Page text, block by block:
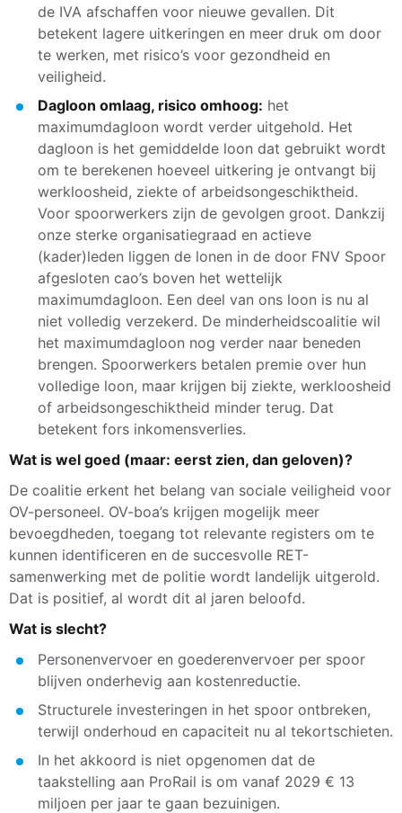
de IVA afschaffen voor nieuwe gevallen. Dit
betekent lagere uitkeringen en meer druk om door
te werken, met risico’s voor gezondheid en
veiligheid.
Dagloon omlaag, risico omhoog: het
maximumdagloon wordt verder uitgehold. Het
dagloon is het gemiddelde loon dat gebruikt wordt
om te berekenen hoeveel uitkering je ontvangt bij
werkloosheid, ziekte of arbeidsongeschiktheid.
Voor spoorwerkers zijn de gevolgen groot. Dankzij
onze sterke organisatiegraad en actieve
(kader)leden liggen de lonen in de door FNV Spoor
afgesloten cao’s boven het wettelijk
maximumdagloon. Een deel van ons loon is nu al
niet volledig verzekerd. De minderheidscoalitie wil
het maximumdagloon nog verder naar beneden
brengen. Spoorwerkers betalen premie over hun
volledige loon, maar krijgen bij ziekte, werkloosheid
of arbeidsongeschiktheid minder terug. Dat
betekent fors inkomensverlies.
Wat is wel goed (maar: eerst zien, dan geloven)?
De coalitie erkent het belang van sociale veiligheid voor
OV-personeel. OV-boa’s krijgen mogelijk meer
bevoegdheden, toegang tot relevante registers om te
kunnen identificeren en de succesvolle RET-
samenwerking met de politie wordt landelijk uitgerold.
Dat is positief, al wordt dit al jaren beloofd.
Wat is slecht?
Personenvervoer en goederenvervoer per spoor
blijven onderhevig aan kostenreductie.
Structurele investeringen in het spoor ontbreken,
terwijl onderhoud en capaciteit nu al tekortschieten.
In het akkoord is niet opgenomen dat de
taakstelling aan ProRail is om vanaf 2029 € 13
miljoen per jaar te gaan bezuinigen.